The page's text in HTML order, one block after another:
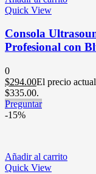
Quick View
Consola
Profesional con
0
$294.00El precio
$335.00.
Preguntar
-15%
Añadir al carrito
Quick View